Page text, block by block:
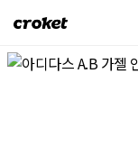
크
켓